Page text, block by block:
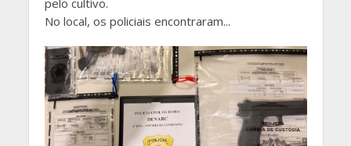
No local, os policiais encontraram...